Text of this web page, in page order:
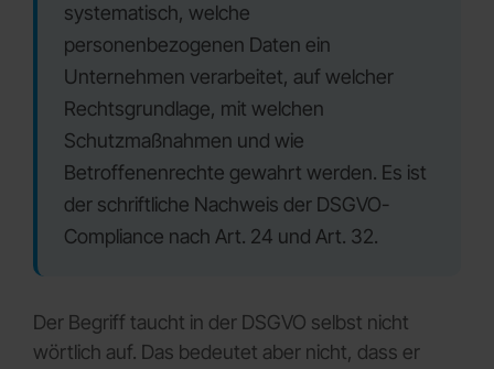
systematisch, welche
personenbezogenen Daten ein
Unternehmen verarbeitet, auf welcher
Rechtsgrundlage, mit welchen
Schutzmaßnahmen und wie
Betroffenenrechte gewahrt werden. Es ist
der schriftliche Nachweis der DSGVO-
Compliance nach Art. 24 und Art. 32.
Der Begriff taucht in der DSGVO selbst nicht
wörtlich auf. Das bedeutet aber nicht, dass er